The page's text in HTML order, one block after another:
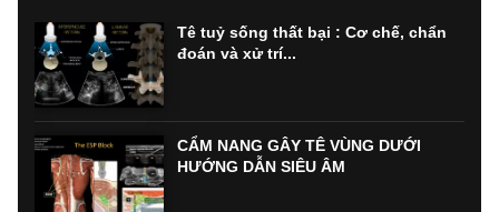
Tê tuỷ sống thất bại : Cơ chế, chẩn
đoán và xử trí...
CẨM NANG GÂY TÊ VÙNG DƯỚI
HƯỚNG DẪN SIÊU ÂM